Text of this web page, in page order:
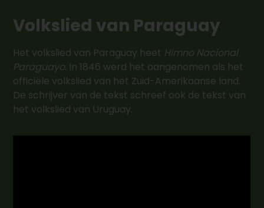
Volkslied van Paraguay
Het volkslied van Paraguay heet Himno Nacional
Paraguayo. In 1846 werd het aangenomen als het
officiële volkslied van het Zuid-Amerikaanse land.
De schrijver van de tekst schreef ook de tekst van
het volkslied van Uruguay.